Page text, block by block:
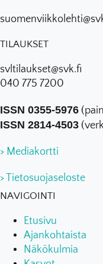
TILAUKSET
svltilaukset@svk.fi
040 775 7200
ISSN 0355-5976
ISSN 2814-4503
> Mediakortti
> Tietosuojaseloste
NAVIGOINTI
Etusivu
Ajankohtaista
Näkökulmia